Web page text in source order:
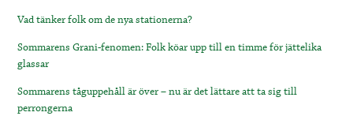
Vad tänker folk om de nya stationerna?
Sommarens Grani-fenomen: Folk köar upp till en timme för jättelika
glassar
Sommarens tåguppehåll är över – nu är det lättare att ta sig till
perrongerna